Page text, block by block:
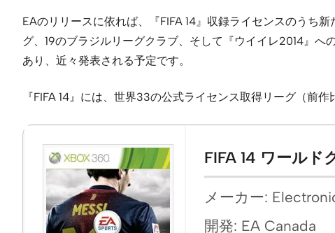
EAのリリースに依れば、『FIFA 14』収録ライセンスのうち
グ、19のブラジルリーグクラブ、そして『ウイイレ2014』
あり、近々発表される予定です。
『FIFA 14』には、世界33の公式ライセンス取得リーグ（前
FIFA 14 ワールド
メーカー:
開発: EA Canada